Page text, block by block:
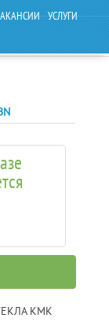
УСЛУГИ
KMK